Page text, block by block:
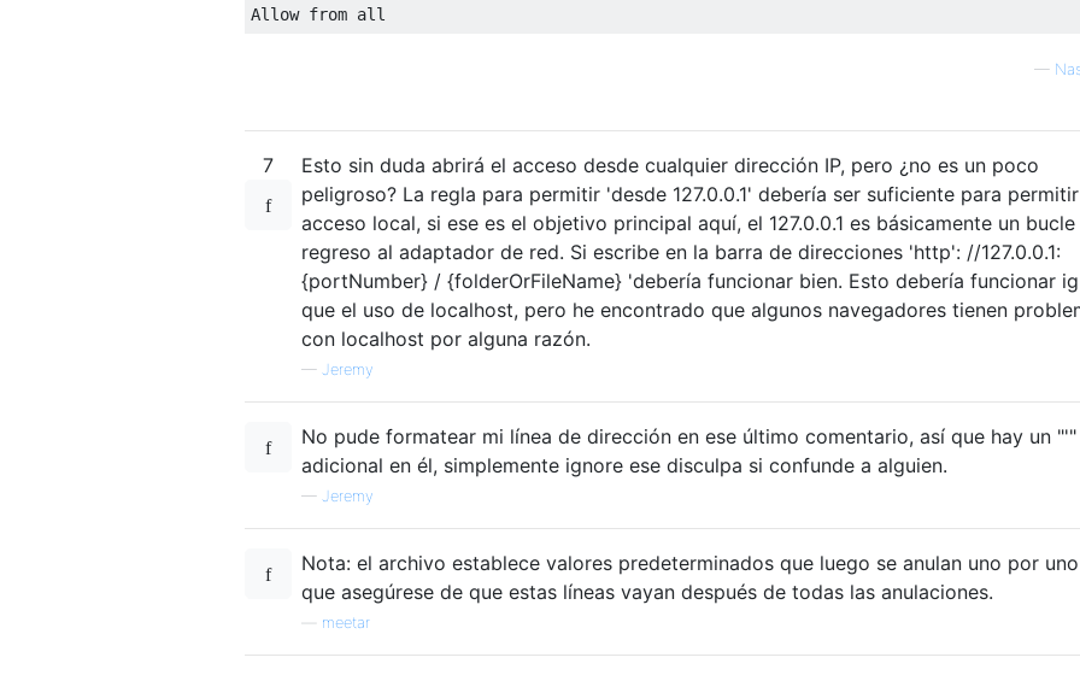
—
7
Esto sin duda abrirá el acceso desde cualquier dirección IP, pero ¿no es un poco
peligroso? La regla para permitir 'desde 127.0.0.1' debería ser suficiente para
acceso local, si ese es el objetivo principal aquí, el 127.0.0.1 es básicamente un
regreso al adaptador de red. Si escribe en la barra de direcciones 'http': //127.0.0.1:
{portNumber} / {folderOrFileName} 'debería funcionar bien. Esto debería funcionar
que el uso de localhost, pero he encontrado que algunos navegadores tienen
con localhost por alguna razón.
— Jeremy
No pude formatear mi línea de dirección en ese último comentario, así que hay un "'"
adicional en él, simplemente ignore ese disculpa si confunde a alguien.
— Jeremy
Nota: el archivo establece valores predeterminados que luego se anulan uno por
que asegúrese de que estas líneas vayan después de todas las anulaciones.
meetar